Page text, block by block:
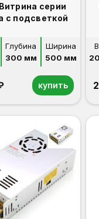
серии
с подсветкой
Глубина
300 мм
Ширина
500 мм
купить